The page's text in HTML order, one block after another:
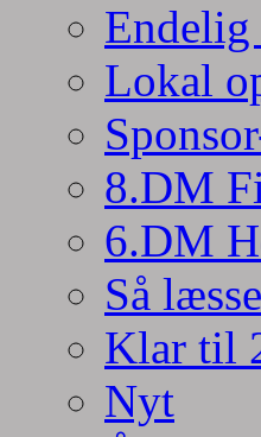
Lokal
8.DM
6.DM
Så
Klar til
Nyt